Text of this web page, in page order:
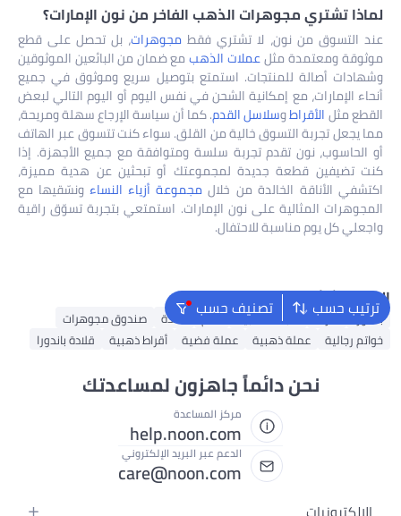
لماذا تشتري مجوهرات الذهب الفاخر من نون الإمارات؟
عند التسوق من نون، لا تشتري فقط مجوهرات، بل تحصل على قطع
موثوقة ومعتمدة مثلعملات الذهبمع ضمان من البائعين الموثوقين
وشهادات أصالة للمنتجات. استمتع بتوصيل سريع وموثوق في جميع
أنحاء الإمارات، مع إمكانية الشحن في نفس اليوم أو اليوم التالي لبعض
القطع مثلالأقراطوسلاسل القدم. كما أن سياسة الإرجاع سهلة ومريحة،
مما يجعل تجربة التسوق خالية من القلق. سواء كنت تتسوق عبر الهاتف
أو الحاسوب، نون تقدم تجربة سلسة ومتوافقة مع جميع الأجهزة. إذا
كنت تضيفين قطعة جديدة لمجموعتك أو تبحثين عن هدية مميزة،
اكتشفي الأناقة الخالدة من خلال مجموعة أزياء النساء ونسّقيها مع
المجوهرات المثالية على نون الإمارات. استمتعي بتجربة تسوّق راقية
واجعلي كل يوم مناسبة للاحتفال.
ترتيب حسب تصنيف حسب البحث الشائع
باندورا أقراط سبائك ذهبية خاتم قلادة
صندوق مجوهرات
خواتم رجالية
عملة ذهبية عملة فضية أقراط ذهبية قلادة باندورا
نحن دائماً جاهزون لمساعدتك
مركز المساعدة
help.noon.com
الدعم عبر البريد الإلكتروني
care@noon.com